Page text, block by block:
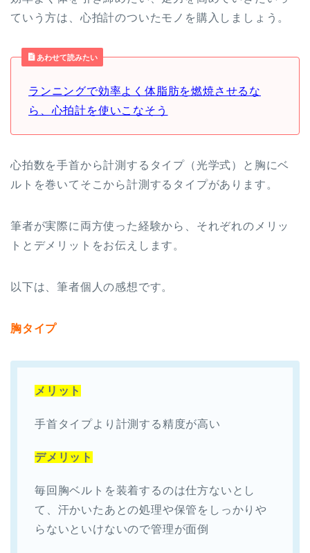
ていう方は、心拍計のついたモノを購入しましょう。
あわせて読みたい
ランニングで効率よく体脂肪を燃焼させるな
ら、心拍計を使いこなそう
心拍数を手首から計測するタイプ（光学式）と胸にベ
ルトを巻いてそこから計測するタイプがあります。
筆者が実際に両方使った経験から、それぞれのメリッ
トとデメリットをお伝えします。
以下は、筆者個人の感想です。
胸タイプ
メリット
手首タイプより計測する精度が高い
デメリット
毎回胸ベルトを装着するのは仕方ないとし
て、汗かいたあとの処理や保管をしっかりや
らないといけないので管理が面倒